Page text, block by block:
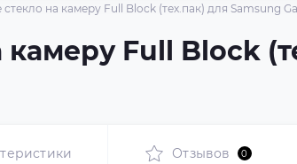
на камеру Full Block (тех.пак) для Samsung
Full Block
Отзывов 0